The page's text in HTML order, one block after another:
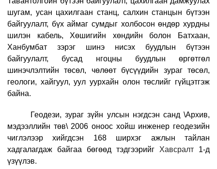
шугам, усан цахилгаан станц, салхин станцын бүтээн
байгуулалт, бүх аймаг сумдыг холбосон өндөр хурдны
шилэн кабель, Хөшигийн хөндийн болон Батхаан,
Ханбумбат зэрэг шинэ нисэх буудлын бүтээн
байгуулалт, бусад
нгоцны буудлын өргөтгөл
шинэчлэлтийн төсөл, чөлөөт бүсүүдийн зураг төсөл,
геологи, хайгуул,уул уурхайн олон төслийг гүйцэтгэж
байна.
Геодези, зураг зүйн улсын нэгдсэн санд \Архив,
мэдээллийн төв\ 2006 оноос хойш инженер геодезийн
чиглэлээр хийгдсэн 168 ширхэг ажлын тайлан
хадгалагдаж байгаа бөгөөд тэдгээрийг Хавсралт 1-д
үзүүлэв.